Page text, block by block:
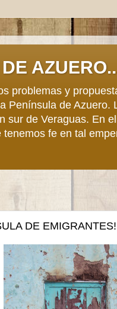
problemas y
Península de
sur de Veraguas. En
fe en tal
DE EMIGRANTES!